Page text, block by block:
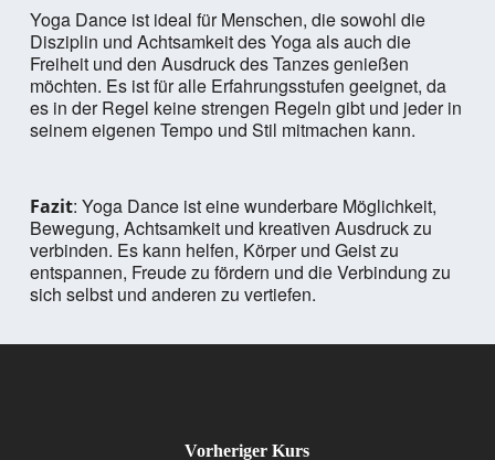
Yoga Dance ist ideal für Menschen, die sowohl die
Disziplin und Achtsamkeit des Yoga als auch die
Freiheit und den Ausdruck des Tanzes genießen
möchten. Es ist für alle Erfahrungsstufen geeignet, da
es in der Regel keine strengen Regeln gibt und jeder in
seinem eigenen Tempo und Stil mitmachen kann.
Fazit: Yoga Dance ist eine wunderbare Möglichkeit,
Bewegung, Achtsamkeit und kreativen Ausdruck zu
verbinden. Es kann helfen, Körper und Geist zu
entspannen, Freude zu fördern und die Verbindung zu
sich selbst und anderen zu vertiefen.
Vorheriger Kurs